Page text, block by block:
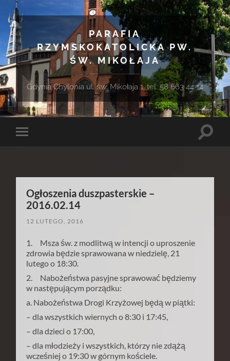
PARAFIA
RZYMSKOKATOLICKA PW.
ŚW. MIKOŁAJA
Gdynia Chylonia ul. św. Mikołaja 1, tel. 58 663 44 14
Toggle
Toggle
Ogłoszenia duszpasterskie –
2016.02.14
12 LUTEGO, 2016
1. Msza św. z modlitwą w intencji o uproszenie
zdrowia będzie sprawowana w niedzielę, 21
lutego o 18:30.
2. Nabożeństwa pasyjne sprawować będziemy
w następującym porządku:
a. Nabożeństwa Drogi Krzyżowej będą w piątki:
– dla wszystkich wiernych o 8:30 i 17:45,
– dla dzieci o 17:00,
– dla młodzieży i wszystkich, którzy nie zdążą
wcześniej o 19:30 w górnym kościele.